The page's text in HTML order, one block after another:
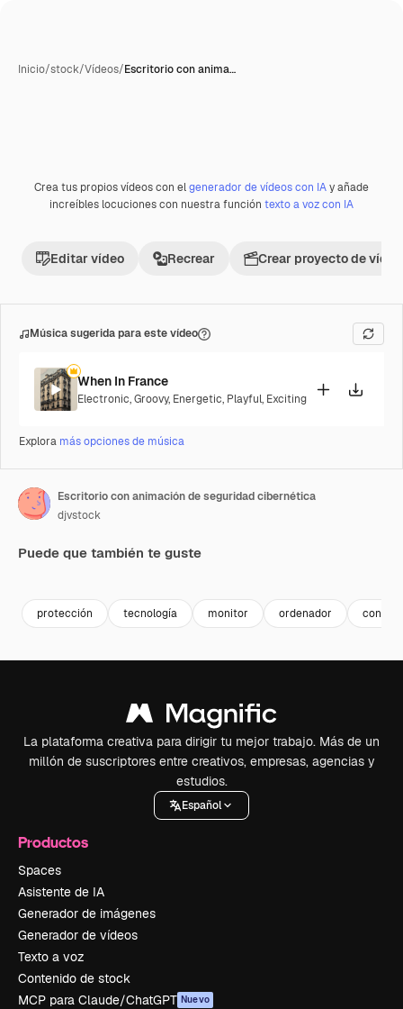
Inicio/stock/Vídeos/Escritorio con anima…
Premium
Crea tus propios vídeos con elgenerador de vídeos con IAy añade
increíbles locuciones con nuestra función texto a voz con IA
Editar vídeo Recrear Crear proyecto de vídeo
Música sugerida para este vídeo
When In France
Electronic,Groovy, Energetic, Playful, Exciting
Explora más opciones de música
Escritorio con animación de seguridad cibernética
djvstock
Puede que también te guste
protección tecnología monitor ordenador
La plataforma creativa para dirigir tu mejor trabajo. Más de un
millón de suscriptores entre creativos, empresas, agencias y
estudios.
Español
Productos
Spaces
Asistente de IA
Generador de imágenes
Generador de vídeos
Texto a voz
Contenido de stock
MCP para Claude/ChatGPT Nuevo